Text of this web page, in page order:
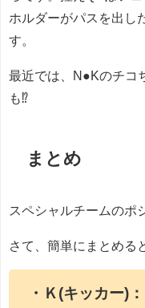
ホルダーがパスを出し
す。
最近では、N●Kのチコ
も⁉
まとめ
スペシャルチームのポ
さて、簡単にまとめる
・Ｋ(キッカー)：